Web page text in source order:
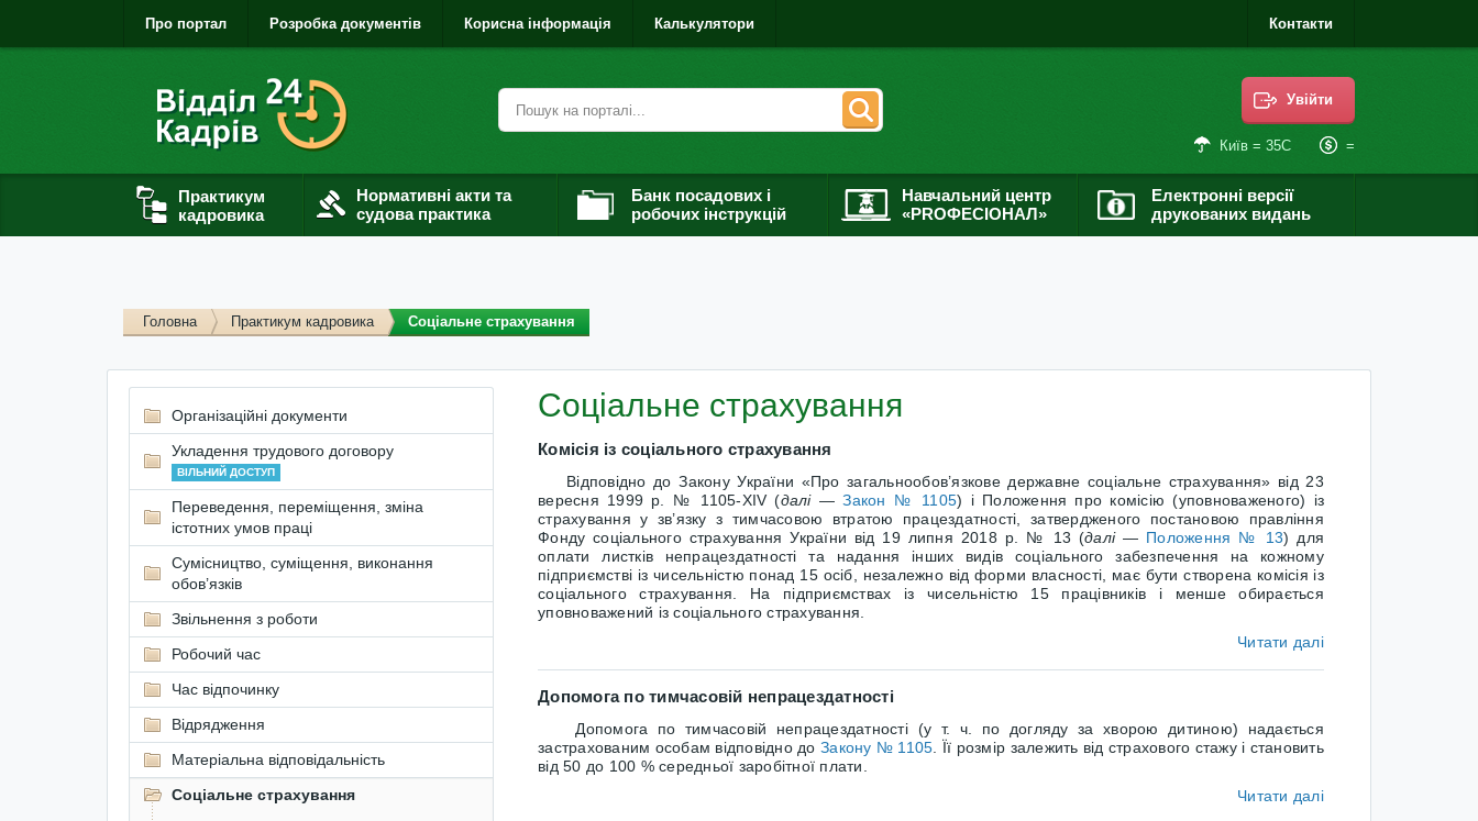
Про портал Розробка документів Корисна інформація Калькулятори Контакти
Увійти
Київ = 35С =
Практикум
кадровика
Нормативні акти та
судова практика
Банк посадових і
робочих інструкцій
Навчальний центр
«PROФЕСІОНАЛ»
Електронні версії
друкованих видань
Головна Практикум кадровика Соціальне страхування
Соціальне страхування
Комісія із соціального страхування
Відповідно доЗакону України «Про загальнообов’язкове державне соціальне страхування» від 23
вересня 1999 р. № 1105-XIV (далі—Закон № 1105) і Положення про комісію (уповноваженого) із
страхування у зв’язку з тимчасовою втратою працездатності, затвердженого постановою правління
Фонду соціального страхування України від 19 липня 2018 р. № 13 (далі — Положення № 13) для
оплати листків непрацездатності та надання інших видів соціального забезпечення на кожному
підприємстві із чисельністю понад 15 осіб, незалежно від форми власності, має бути створена комісія із
соціального страхування. На підприємствах із чисельністю 15 працівників і менше обирається
уповноважений із соціального страхування.
Читати далі
Допомога по тимчасовій непрацездатності
Допомога по тимчасовій непрацездатності (у т. ч. по догляду за хворою дитиною) надається
застрахованим особам відповідно доЗакону № 1105 . Її розмір залежить від страхового стажу і становить
від 50 до 100 % середньої заробітної плати.
Читати далі
Організаційні документи
Укладення трудового договору
ВІЛЬНИЙ ДОСТУП
Переведення, переміщення, зміна
істотних умов праці
Сумісництво, суміщення, виконання
обов’язків
Звільнення з роботи
Робочий час
Час відпочинку
Відрядження
Матеріальна відповідальність
Соціальне страхування